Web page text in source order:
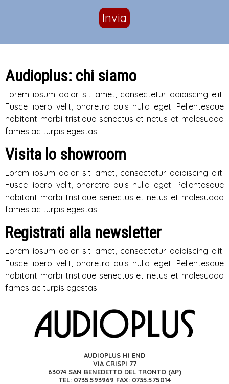
Invia
Audioplus: chi siamo
Lorem ipsum dolor sit amet, consectetur adipiscing elit.
Fusce libero velit, pharetra quis nulla eget. Pellentesque
habitant morbi tristique senectus et netus et malesuada
fames ac turpis egestas.
Visita lo showroom
Lorem ipsum dolor sit amet, consectetur adipiscing elit.
Fusce libero velit, pharetra quis nulla eget. Pellentesque
habitant morbi tristique senectus et netus et malesuada
fames ac turpis egestas.
Registrati alla newsletter
Lorem ipsum dolor sit amet, consectetur adipiscing elit.
Fusce libero velit, pharetra quis nulla eget. Pellentesque
habitant morbi tristique senectus et netus et malesuada
fames ac turpis egestas.
AUDIOPLUS HI END
VIA CRISPI 77
63074 SAN BENEDETTO DEL TRONTO (AP)
TEL: 0735.593969 FAX: 0735.575014